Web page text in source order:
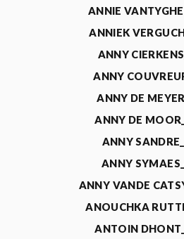
ANNIE
ANNIEK
ANNY
ANNY
ANNY DE
ANNY DE
ANNY
ANNY
ANNY VANDE
ANOUCHKA
ANTOIN